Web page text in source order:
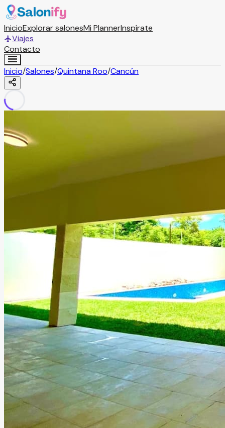
InicioExplorar salonesMi PlannerInspírate
Viajes
Contacto
Inicio/Salones/Quintana Roo/Cancún